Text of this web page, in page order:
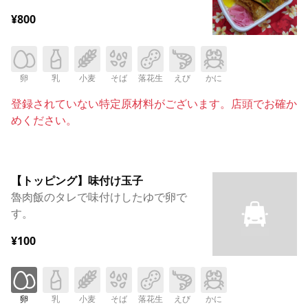
¥800
卵 乳 小麦 そば 落花生 えび かに
登録されていない特定原材料がございます。店頭でお確か
めください。
【トッピング】味付け玉子
魯肉飯のタレで味付けしたゆで卵で
す。
¥100
卵 乳 小麦 そば 落花生 えび かに